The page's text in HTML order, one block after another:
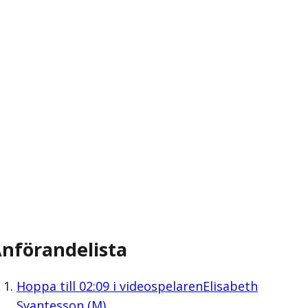
Hoppa till 02:09i videospelarenElisabeth